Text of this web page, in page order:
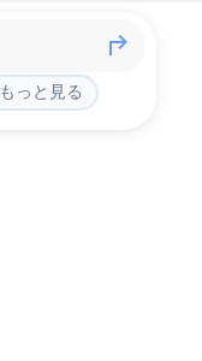
もっと見る